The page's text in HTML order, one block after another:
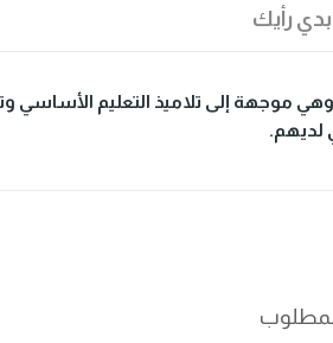
رأيك
إلى تلاميذ التعليم الأساسي
لديهم.